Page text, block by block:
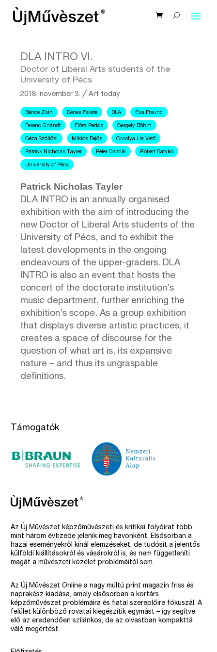
DLA INTRO VI.
Doctor of Liberal Arts students of the
University of Pécs
2018. november 3. ╱Art today
Bence Zsin Dénes Fekete DLA Éva Freund
Ferenc Gnándt Flóra Perics Gergely Böhm
Géza Szöllősi Miklós Fejős Orsolya Lia Vető
Patrick Nicholas Tayler Péter Gazdik Róbert Batykó
University of Pécs
Patrick Nicholas Tayler
DLA INTRO is an annually organised
exhibition with the aim of introducing the
new Doctor of Liberal Arts students of the
University of Pécs, and to exhibit the
latest developments in the ongoing
endeavours of the upper-graders. DLA
INTRO is also an event that hosts the
concert of the doctorate institution’s
music department, further enriching the
exhibition’s scope. As a group exhibition
that displays diverse artistic practices, it
creates a space of discourse for the
question of what art is, its expansive
nature – and thus its ungraspable
definitions.
Támogatók
Az Új Művészet képzőművészeti és kritikai folyóirat több
mint három évtizede jelenik meg havonként. Elsősorban a
hazai eseményekről kínál elemzéseket, de tudósít a jelentős
külföldi kiállításokról és vásárokról is, és nem függetleníti
magát a művészeti közélet problémáitól sem.
Az Új Művészet Online a nagy múltú print magazin friss és
naprakész kiadása, amely elsősorban a kortárs
képzőművészet problémáira és fiatal szereplőire fókuszál. A
felület különböző rovatai kiegészítik egymást – így segítve
elő az eredendően szilánkos, de az olvastban kompakttá
váló megértést.